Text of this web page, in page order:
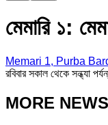
মেমারি ১:
Memari 1, Purba
রবিবার সকাল থেকে সন্ধ্যা
MORE NEWS